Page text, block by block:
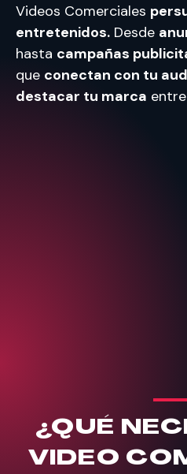
Videos Comerciales
entretenidos. Desde
hasta campañas
que conectan con tu
destacar tu marca
¿QUÉ
VIDEO